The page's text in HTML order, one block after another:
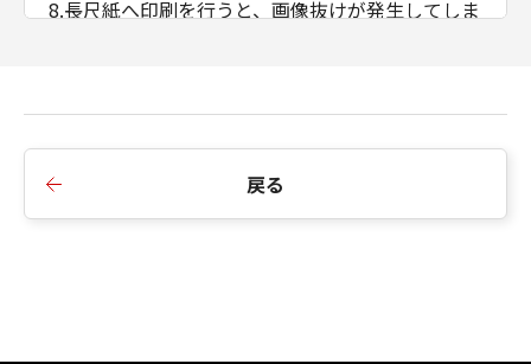
8.長尺紙へ印刷を行うと、画像抜けが発生してしま
11.ぺージ集約（Nin1）+ 製本印刷機能に対応しま
した。
戻る